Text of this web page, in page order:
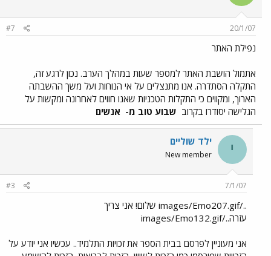
20/1/07
#7
נפילת האתר
אתמול הושבת האתר למספר שעות במהלך הערב. נכון לרגע זה,
התקלה הסתדרה. אנו מתנצלים על אי הנוחות ועל משך ההשבתה
הארוך, ומקווים כי התקלות הטכניות שאנו חווים לאחרונה ומקשות על
הגלישה יסודרו בקרוב שבוע טוב מ- אנשים
י ילד שוליים
New member
7/1/07
#3
../images/Emo207.gif שלום! אני צריך
עזרה../images/Emo132.gif
אני מעוניין לפרסם בבית הספר את זכויות התלמיד.. עכשיו אני יודע על